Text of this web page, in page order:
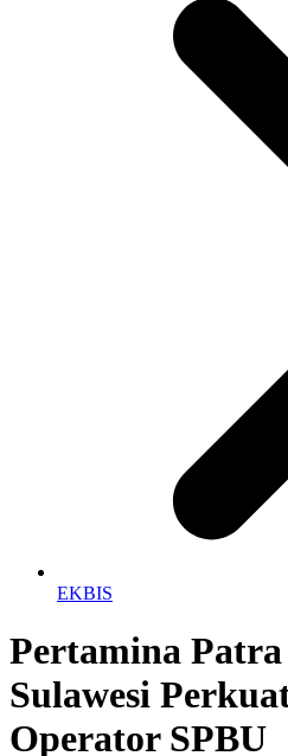
EKBIS
Pertamina Patra
Sulawesi
Operator SPBU